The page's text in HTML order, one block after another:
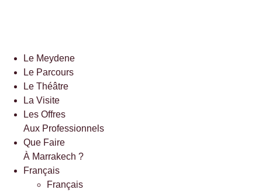
Le Meydene
Le Parcours
Le Théâtre
La Visite
Les Offres
Aux Professionnels
Que Faire
À Marrakech ?
Français
Français